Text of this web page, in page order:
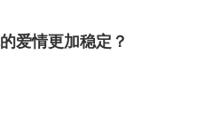
爱情更加稳定？